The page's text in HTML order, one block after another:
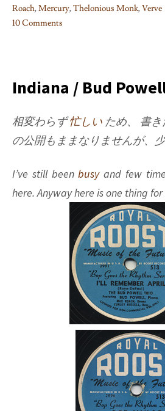
Roach,Mercury,Thelonious Monk,Verve
10 Comments
LP
with
or
78rpms
cover?
Indiana / Bud
相変わらず忙しい ため、 書
の公開もままなりませんが、
I’ve still beenbusyand few
here. Anyway here is one thing